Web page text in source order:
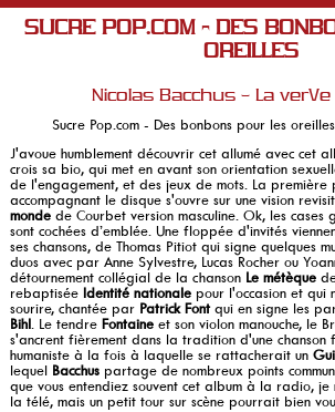
SUCRE POP.COM - DES
OREILLES
Nicolas Bacchus – La
Sucre Pop.com - Des bonbons pour les
J'avoue humblement découvrir cet allumé avec cet
crois sa bio, qui met en avant son orientation
de l'engagement, et des jeux de mots. La
accompagnant le disque s'ouvre sur une vision
monde de Courbet version masculine. Ok, les cases
sont cochées d’emblée. Une floppée d'invités
ses chansons, de Thomas Pitiot qui signe quelques
duos avec par Anne Sylvestre, Lucas Rocher ou
détournement collégial de la chanson Le métèque
rebaptisée Identité nationale pour l'occasion et qui
sourire, chantée par Patrick Fontqui en signe les
Bihl. Le tendre Fontaineet son violon manouche, le
s'ancrent fièrement dans la tradition d'une chanson
humaniste à la fois à laquelle se rattacherait un
lequel Bacchus partage de nombreux points
que vous entendiez souvent cet album à la radio,
la télé, mais un petit tour sur scène pourrait bien